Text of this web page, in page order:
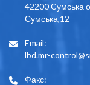
42200 Сумська
Сумська,12
Email:
lbd.mr-
Факс: